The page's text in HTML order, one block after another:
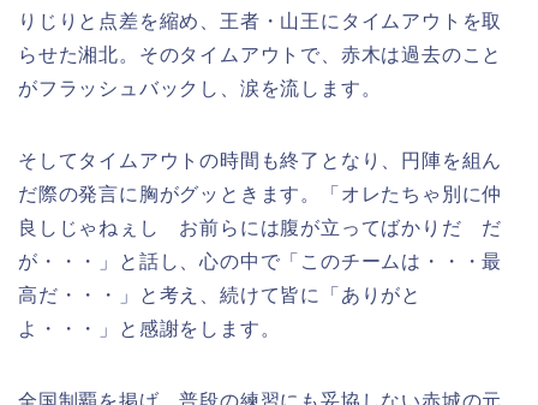
りじりと点差を縮め、王者・山王にタイムアウトを取
らせた湘北。そのタイムアウトで、赤木は過去のこと
がフラッシュバックし、涙を流します。
そしてタイムアウトの時間も終了となり、円陣を組ん
だ際の発言に胸がグッときます。「オレたちゃ別に仲
良しじゃねぇし お前らには腹が立ってばかりだ だ
が・・・」と話し、心の中で「このチームは・・・最
高だ・・・」と考え、続けて皆に「ありがと
よ・・・」と感謝をします。
全国制覇を掲げ、普段の練習にも妥協しない赤城の元